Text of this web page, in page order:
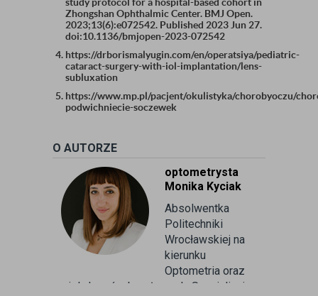
Zhongshan Ophthalmic Center. BMJ Open.
2023;13(6):e072542. Published 2023 Jun 27.
doi:10.1136/bmjopen-2023-072542
https://drborismalyugin.com/en/operatsiya/pediatric-
cataract-surgery-with-iol-implantation/lens-
subluxation
https://www.mp.pl/pacjent/okulistyka/chorobyoczu/
podwichniecie-soczewek
O AUTORZE
optometrysta
Monika Kyciak
Absolwentka
Politechniki
Wrocławskiej na
kierunku
Optometria oraz
wielu kursów branżowych. Specjalizuje